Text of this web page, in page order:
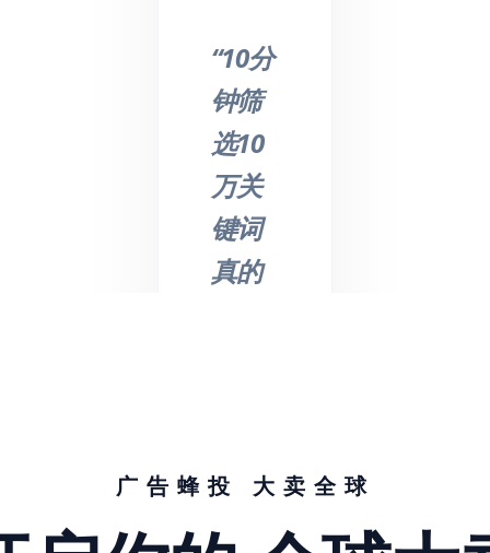
“10分
钟筛
选10
万关
键词
真的
了我
们大
广告蜂投 大卖全球